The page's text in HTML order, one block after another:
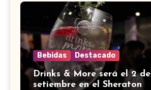
Bebidas Destacado
Drinks & More será el 2 de
setiembre en el Sheraton